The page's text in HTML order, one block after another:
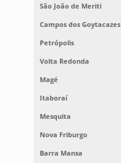
São João de Meriti
Campos dos Goytacazes
Petrópolis
Volta Redonda
Magé
Itaboraí
Mesquita
Nova Friburgo
Barra Mansa